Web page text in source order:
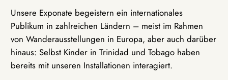
Unsere Exponate begeistern ein internationales
Publikum in zahlreichen Ländern – meist im Rahmen
von Wanderausstellungen in Europa, aber auch darüber
hinaus: Selbst Kinder in Trinidad und Tobago haben
bereits mit unseren Installationen interagiert.